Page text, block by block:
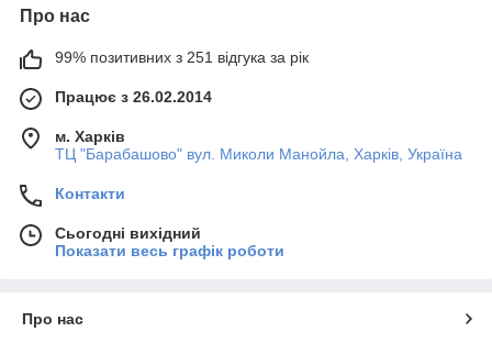
Про нас
99% позитивних з 251 відгука за рік
Працює з 26.02.2014
м. Харків
ТЦ "Барабашово" вул. Миколи Манойла, Харків, Україна
Контакти
Сьогодні вихідний
Показати весь графік роботи
Про нас